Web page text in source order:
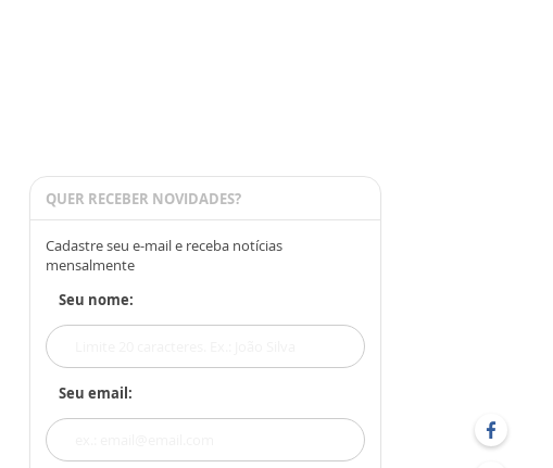
QUER RECEBER NOVIDADES?
Cadastre seu e-mail e receba notícias
mensalmente
Seu nome:
Seu email: